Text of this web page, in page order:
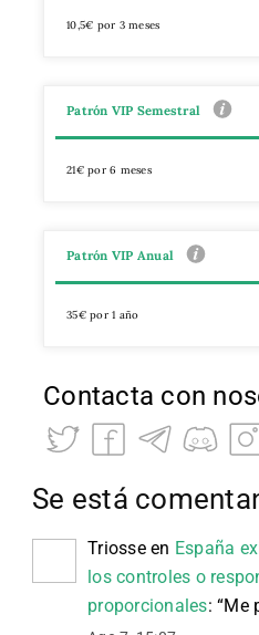
10,5€ por 3 meses
Patrón VIP Semestral
21€ por 6 meses
Patrón VIP Anual
35€ por 1 año
Contacta con
Se está
Triosseen España
los controles o
proporcionales: “Me